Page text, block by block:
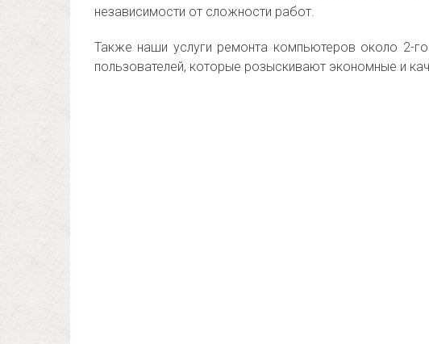
независимости от сложности работ.
Также наши услуги ремонта компьютеров около 2-
пользователей, которые розыскивают экономные и